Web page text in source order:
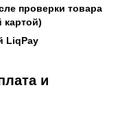
проверки товара
картой)
LiqPay
и